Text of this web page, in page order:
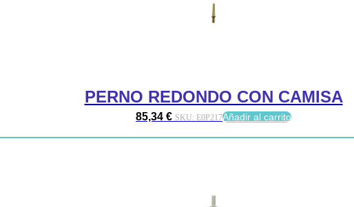
PERNO REDONDO CON CAMISA
85,34 € SKU: E0P217Añadir al carrito